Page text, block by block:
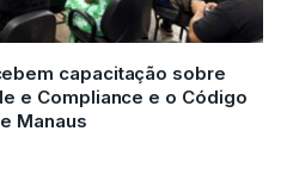
capacitação sobre
e Compliance e o Código
Manaus